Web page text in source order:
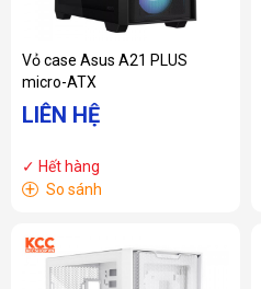
Vỏ case Asus A21 PLUS
micro-ATX
LIÊN HỆ
✓ Hết hàng
+ So sánh